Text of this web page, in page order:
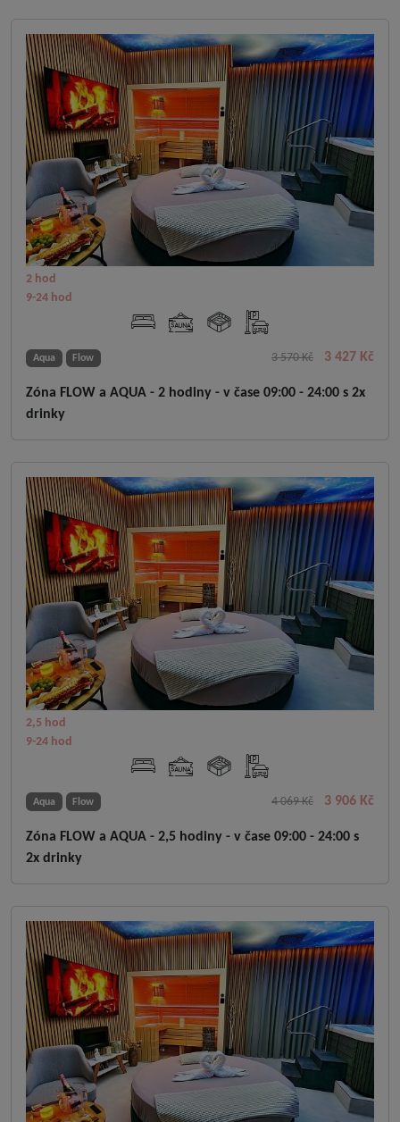
2 hod
9-24 hod
Aqua Flow 3 570 Kč 3 427 Kč
Zóna FLOW a AQUA - 2 hodiny - v čase 09:00 - 24:00 s 2x
drinky
2,5 hod
9-24 hod
Aqua Flow 4 069 Kč 3 906 Kč
Zóna FLOW a AQUA - 2,5 hodiny - v čase 09:00 - 24:00 s
2x drinky